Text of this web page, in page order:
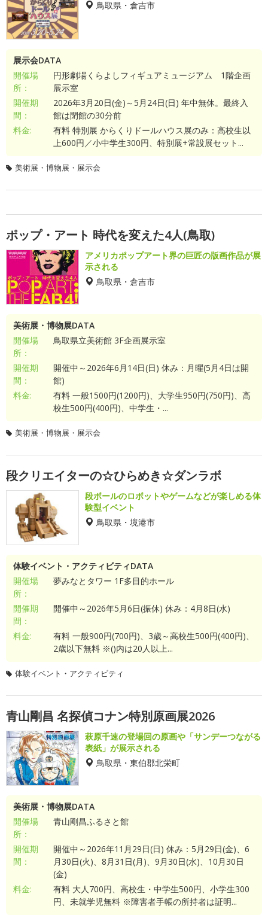
鳥取県・倉吉市
展示会DATA
開催場
所：
円形劇場くらよしフィギュアミュージアム 1階企画
展示室
開催期
間：
2026年3月20日(金)～5月24日(日) 年中無休。最終入
館は閉館の30分前
料金:
有料 特別展 からくりドールハウス展のみ：高校生以
上600円／小中学生300円、特別展+常設展セット...
美術展・博物展・展示会
ポップ・アート 時代を変えた4人(鳥取)
アメリカポップアート界の巨匠の版画作品が展
示される
鳥取県・倉吉市
美術展・博物展DATA
開催場
所：
鳥取県立美術館 3F企画展示室
開催期
間：
開催中～2026年6月14日(日) 休み：月曜(5月4日は開
館)
料金:
有料 一般1500円(1200円)、大学生950円(750円)、高
校生500円(400円)、中学生・...
美術展・博物展・展示会
段クリエイターの☆ひらめき☆ダンラボ
段ボールのロボットやゲームなどが楽しめる体
験型イベント
鳥取県・境港市
体験イベント・アクティビティDATA
開催場
所：
夢みなとタワー 1F多目的ホール
開催期
間：
開催中～2026年5月6日(振休) 休み：4月8日(水)
料金:
有料 一般900円(700円)、3歳～高校生500円(400円)、
2歳以下無料 ※()内は20人以上...
体験イベント・アクティビティ
青山剛昌 名探偵コナン特別原画展2026
萩原千速の登場回の原画や「サンデーつながる
表紙」が展示される
鳥取県・東伯郡北栄町
美術展・博物展DATA
開催場
所：
青山剛昌ふるさと館
開催期
間：
開催中～2026年11月29日(日) 休み：5月29日(金)、6
月30日(火)、8月31日(月)、9月30日(水)、10月30日
(金)
料金:
有料 大人700円、高校生・中学生500円、小学生300
円、未就学児無料 ※障害者手帳の所持者は証明...